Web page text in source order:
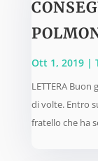
Ott 1, 2019|
LETTERA
di volte. Entro
fratello che ha